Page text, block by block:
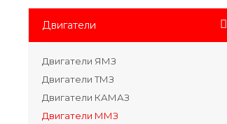
Двигатели
Двигатели ЯМЗ
Двигатели ТМЗ
Двигатели КАМАЗ
Двигатели ММЗ